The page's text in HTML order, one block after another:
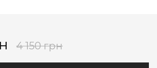
4 150 грн